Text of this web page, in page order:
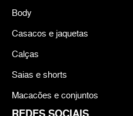
Body
Casacos e jaquetas
Calças
Saias e shorts
Macacões e conjuntos